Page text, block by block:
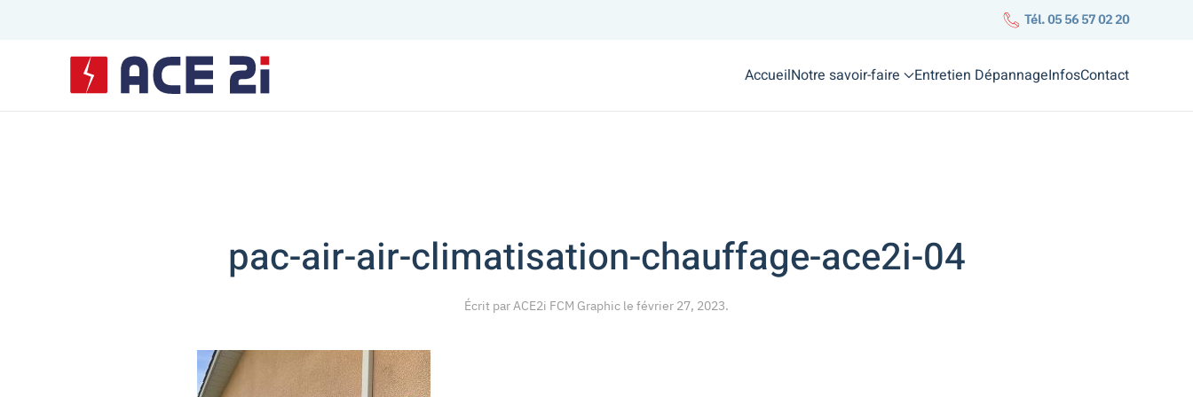
Tél. 05 56 57 02 20
AccueilNotre savoir-faire Entretien DépannageInfosContact
pac-air-air-climatisation-chauffage-ace2i-04
Écrit parACE2i FCM Graphic le février 27, 2023.